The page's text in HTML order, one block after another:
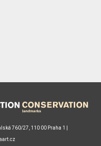
760/27, 110 00 Praha 1 |